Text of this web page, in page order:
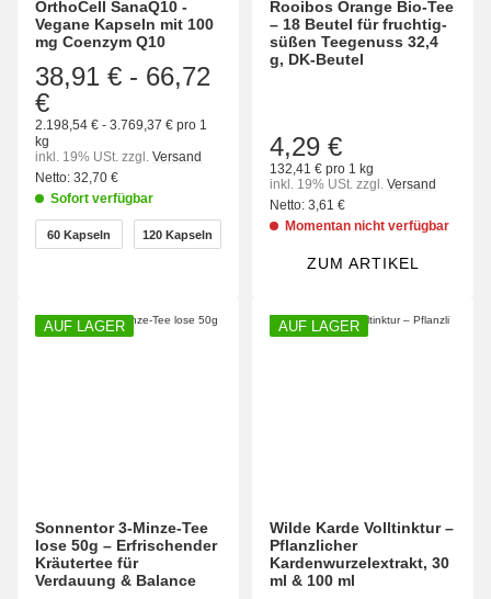
OrthoCell SanaQ10 -
Vegane Kapseln mit 100
mg Coenzym Q10
38,91 € - 66,72
€
2.198,54 € - 3.769,37 € pro 1
kg
inkl. 19% USt. zzgl. Versand
Netto: 32,70 €
Sofort verfügbar
wählen
60 Kapseln
60 Kapseln 120 Kapseln
120 Kapseln
Rooibos Orange Bio-Tee
– 18 Beutel für fruchtig-
süßen Teegenuss 32,4
g, DK-Beutel
4,29 €
132,41 € pro 1 kg
inkl. 19% USt. zzgl. Versand
Netto: 3,61 €
Momentan nicht verfügbar
ZUM ARTIKEL
AUF LAGER
Sonnentor 3-Minze-Tee
lose 50g – Erfrischender
Kräutertee für
Verdauung & Balance
AUF LAGER
Wilde Karde Volltinktur –
Pflanzlicher
Kardenwurzelextrakt, 30
ml & 100 ml